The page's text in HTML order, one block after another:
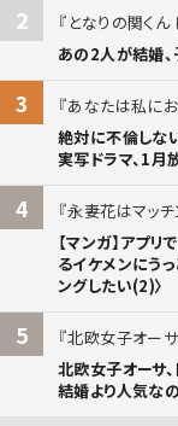
2
となりの関くん
あの2人が結婚、
3
あなたは私に
絶対に不倫しな
実写ドラマ、1月
4
永妻花はマッ
【マンガ】アプ
るイケメンにう
ングしたい(2)〉
5
北欧女子オーサ
北欧女子オーサ
結婚より人気な